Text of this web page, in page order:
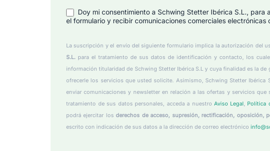
Doy mi consentimiento a Schwing Stetter Ibérica S.L., para
el formulario y recibir comunicaciones comerciales electrónicas
La suscripción y el envío del siguiente formulario implica la autorización del
S.L. para el tratamiento de sus datos de identificación y contacto, los
información titularidad de Schwing Stetter Ibérica S.L y cuya finalidad es la
ofrecerle los servicios que usted solicite. Asimismo, Schwing Stetter Ibérica
enviar comunicaciones y newsletter en relación a las ofertas y servicios que
tratamiento de sus datos personales, acceda a nuestro Aviso Legal, Política
podrá ejercitar los derechos de acceso, supresión, rectificación, oposición,
escrito con indicación de sus datos a la dirección de correo electrónico